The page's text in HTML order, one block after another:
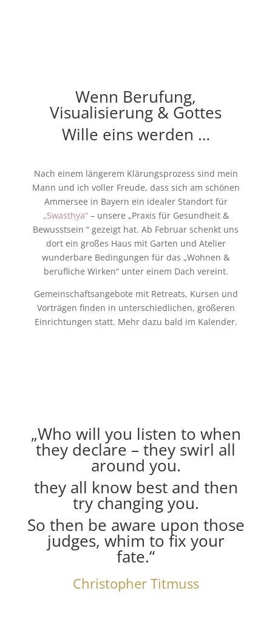
Wenn Berufung,
Visualisierung & Gottes
Wille eins werden …
Nach einem längerem Klärungsprozess sind mein
Mann und ich voller Freude, dass sich am schönen
Ammersee in Bayern ein idealer Standort für
„Swasthya“– unsere „Praxis für Gesundheit &
Bewusstsein “ gezeigt hat. Ab Februar schenkt uns
dort ein großes Haus mit Garten und Atelier
wunderbare Bedingungen für das „Wohnen &
berufliche Wirken“ unter einem Dach vereint.
Gemeinschaftsangebote mit Retreats, Kursen und
Vorträgen finden in unterschiedlichen, größeren
Einrichtungen statt. Mehr dazu bald im Kalender.
„Who will you listen to when
they declare – they swirl all
around you.
they all know best and then
try changing you.
So then be aware upon those
judges, whim to fix your
fate.“
Christopher Titmuss